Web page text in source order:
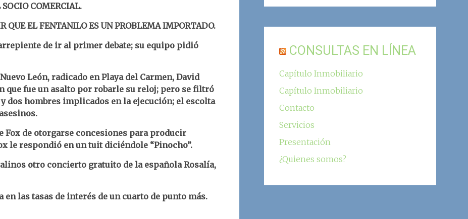
COMERCIAL.
QUE EL FENTANILO ES UN PROBLEMA IMPORTADO.
de ir al primer debate; su equipo pidió
León, radicado en Playa del Carmen, David
que fue un asalto por robarle su reloj; pero se filtró
dos hombres implicados en la ejecución; el escolta
Fox de otorgarse concesiones para producir
le respondió en un tuit diciéndole “Pinocho”.
otro concierto gratuito de la española Rosalía,
las tasas de interés de un cuarto de punto más.
CONSULTAS EN LÍNEA
Capítulo Inmobiliario
Capítulo Inmobiliario
Contacto
Servicios
Presentación
¿Quienes somos?